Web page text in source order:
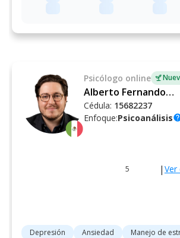
Psicólogo online
Alberto Fernando Schietekat Soler
Cédula: 15682237
Enfoque:Psicoanálisis
5 | Ver
Depresión Ansiedad
Manejo de